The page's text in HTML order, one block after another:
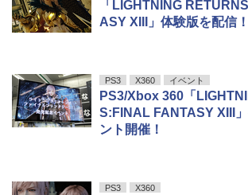
「LIGHTNING
ASY XIII」体験版を配信！
PS3 X360 イベント
PS3/Xbox 360「
S:FINAL FANTASY XIII
ント開催！
PS3 X360